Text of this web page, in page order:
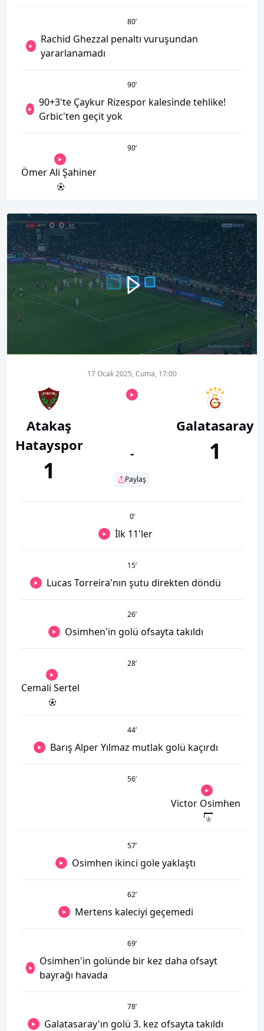
80’
Rachid Ghezzal penaltı vuruşundan
yararlanamadı
90’
90+3'te Çaykur Rizespor kalesinde tehlike!
Grbic'ten geçit yok
90’
Ömer Ali Şahiner
01:11
Atakaş
Hatayspor
1
17 Ocak 2025, Cuma, 17:00
-
Paylaş
Galatasaray
1
0’
İlk 11'ler
15’
Lucas Torreira'nın şutu direkten döndü
26’
Osimhen'in golü ofsayta takıldı
28’
Cemali Sertel
44’
Barış Alper Yılmaz mutlak golü kaçırdı
56’
Victor Osimhen
57’
Osimhen ikinci gole yaklaştı
62’
Mertens kaleciyi geçemedi
69’
Osimhen'in golünde bir kez daha ofsayt
bayrağı havada
78’
Galatasaray'ın golü 3. kez ofsayta takıldı